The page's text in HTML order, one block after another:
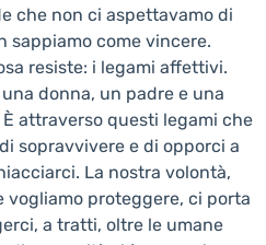
che non ci aspettavamo di
sappiamo come vincere.
resiste: i legami affettivi.
donna, un padre e una
attraverso questi legami che
sopravvivere e di opporci a
La nostra volontà,
vogliamo proteggere, ci porta
a tratti, oltre le umane